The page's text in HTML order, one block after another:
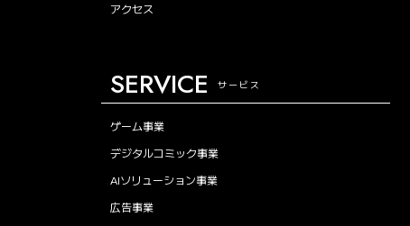
アクセス
SERVICE サービス
ゲーム事業
デジタルコミック事業
AIソリューション事業
広告事業